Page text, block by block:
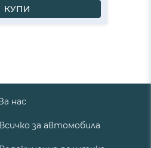
КУПИ
нас
Всичко за автомобила